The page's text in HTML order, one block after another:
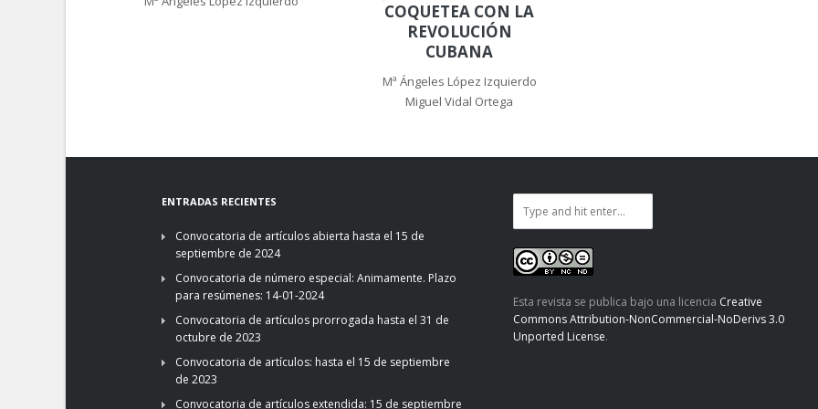
COQUETEA CON LA
REVOLUCIÓN
CUBANA
Mª Ángeles López Izquierdo
Miguel Vidal Ortega
ENTRADAS RECIENTES
Convocatoria de artículos abierta hasta el 15 de
septiembre de 2024
Convocatoria de número especial: Animamente. Plazo
para resúmenes: 14-01-2024
Convocatoria de artículos prorrogada hasta el 31 de
octubre de 2023
Convocatoria de artículos: hasta el 15 de septiembre
de 2023
Convocatoria de artículos extendida: 15 de septiembre
Esta revista se publica bajo una licencia Creative
Commons Attribution-NonCommercial-NoDerivs 3.0
Unported License.